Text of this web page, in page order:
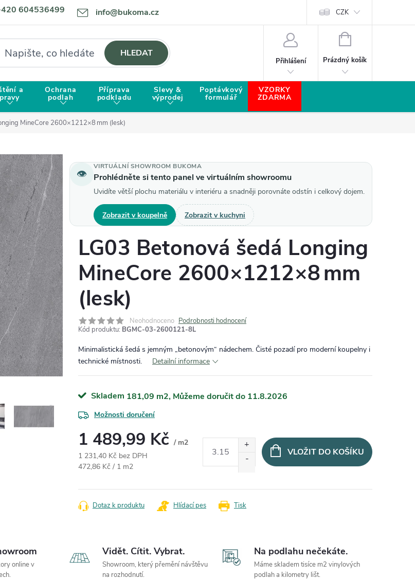
604536499 info@bukoma.cz
platba Proč zvolit BUKOMU? CZK
HLEDAT
Přihlášení
NÁKUPNÍ KOŠÍK
Prázdný košík
a Ochrana
podlah
Příprava
podkladu
Slevy &
výprodej
Poptávkový
formulář
VZORKY
ZDARMA
MineCore 2600×1212×8 mm (lesk)
👁
VIRTUÁLNÍ SHOWROOM BUKOMA
Prohlédněte si tento panel ve virtuálním showroomu
Uvidíte větší plochu materiálu v interiéru a snadněji porovnáte odstín i celkový dojem.
Zobrazit v koupelně Zobrazit v kuchyni
LG03 Betonová šedá Longing
MineCore 2600×1212×8 mm
(lesk)
Neohodnoceno Podrobnosti hodnocení
Kód produktu: BGMC-03-2600121-8L
Minimalistická šedá s jemným „betonovým“ nádechem. Čisté pozadí pro moderní koupelny i
technické místnosti.
Detailní informace
Skladem 181,09 m2 11.8.2026
Možnosti doručení
1 489,99 Kč / m2
1 231,40 Kč bez DPH
Měrná cena:
472,86 Kč / 1 m2
VLOŽIT DO KOŠÍKU
Tisk
Dotaz k produktu Hlídací pes
online v
Vidět. Cítit. Vybrat.
Showroom, který přemění návštěvu
na rozhodnutí.
Na podlahu nečekáte.
Máme skladem tisíce m2 vinylových
podlah a kilometry lišt.